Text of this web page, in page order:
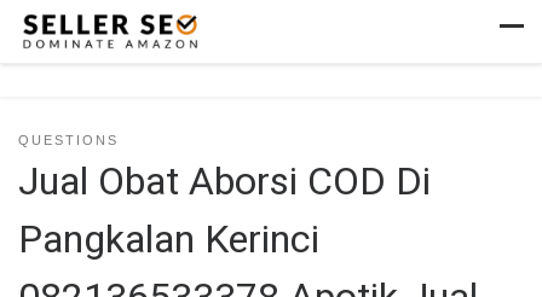
Skip to content
QUESTIONS
Jual Obat Aborsi COD Di
Pangkalan Kerinci